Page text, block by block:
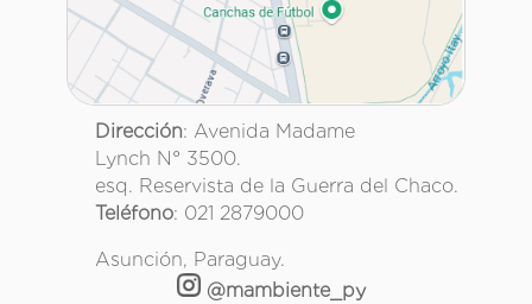
Dirección: Avenida Madame
Lynch N° 3500.
esq. Reservista de la Guerra del Chaco.
Teléfono: 021 2879000
Asunción, Paraguay.
@mambiente_py